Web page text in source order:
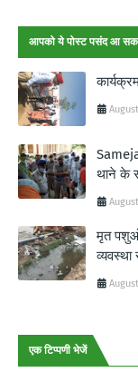
आपको ये पोस्ट पसंद आ
थाने के
मृत पशुओं
एक टिप्पणी भेजें